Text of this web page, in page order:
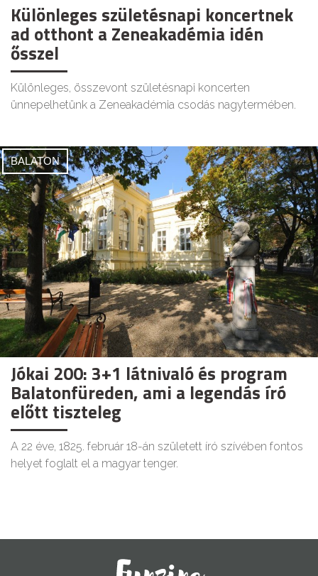
Különleges születésnapi koncertnek
ad otthont a Zeneakadémia idén
ősszel
Különleges, összevont születésnapi koncerten
ünnepelhetünk a Zeneakadémia csodás nagytermében.
BALATON
Jókai 200: 3+1 látnivaló és program
Balatonfüreden, ami a legendás író
előtt tiszteleg
A 22 éve, 1825. február 18-án született író szívében fontos
helyet foglalt el a magyar tenger.